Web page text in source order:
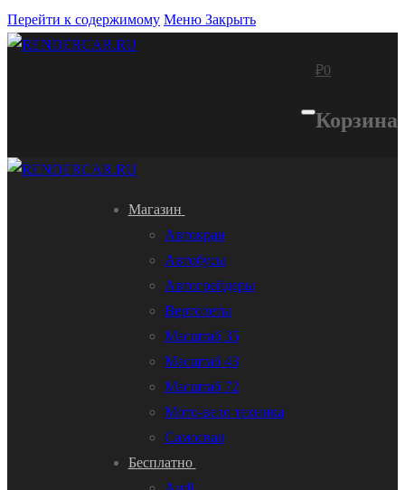
Перейти к содержимому Меню Закрыть
₽0
Корзина
Магазин
Автокран
Автобусы
Автогрейдеры
Вертолеты
Масштаб 35
Масштаб 43
Масштаб 72
Мото-вело техника
Самосвал
Бесплатно